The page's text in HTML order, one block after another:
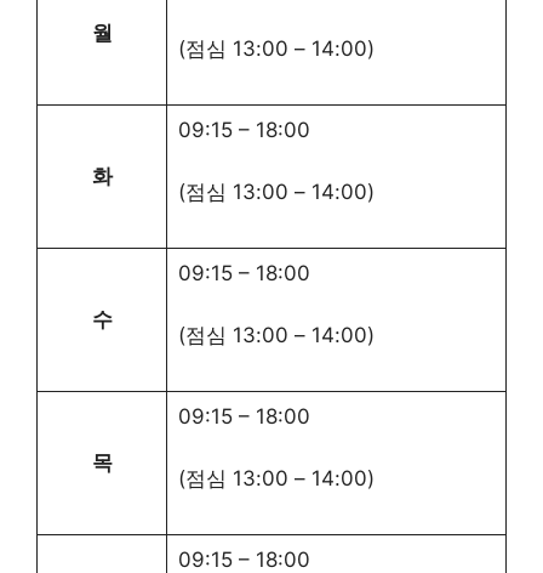
월
(점심 13:00 – 14:00)
화
09:15– 18:00
(점심 13:00 – 14:00)
수
09:15– 18:00
(점심 13:00 – 14:00)
목
09:15– 18:00
(점심 13:00 – 14:00)
09:15– 18:00